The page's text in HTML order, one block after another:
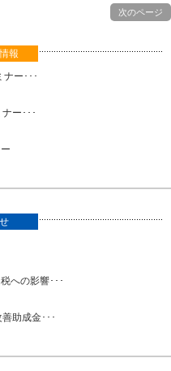
次のページ
報
ー･･･
ー･･･
への影響･･･
助成金･･･